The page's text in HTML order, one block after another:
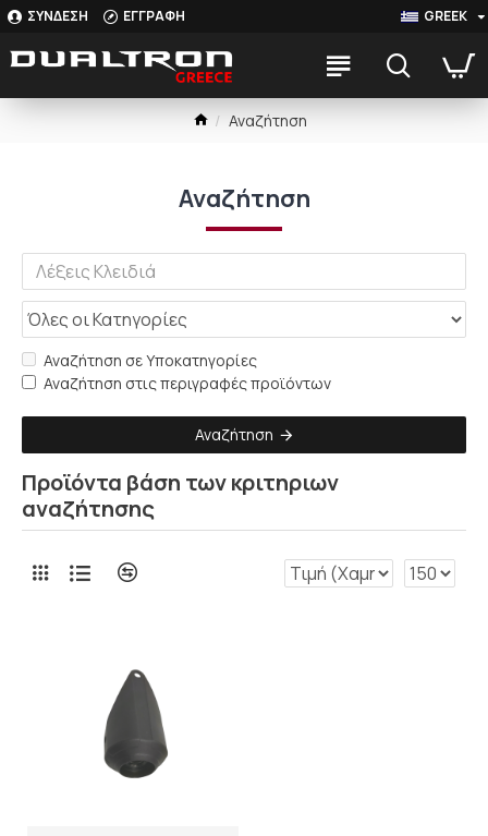
ΣΥΝΔΕΣΗ ΕΓΓΡΑΦΗ GREEK
Αναζήτηση
Αναζήτηση
Αναζήτηση σε Υποκατηγορίες
Αναζήτηση στις περιγραφές προϊόντων
Αναζήτηση
Προϊόντα βάση των κριτηριων
αναζήτησης